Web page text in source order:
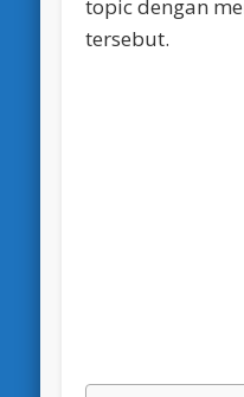
topic dengan
tersebut.